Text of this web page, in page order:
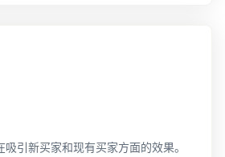
引新买家和现有买家方面的效果。